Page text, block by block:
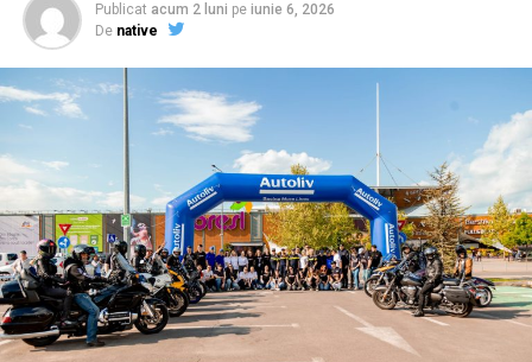
Publicat acum 2 luni pe iunie 6, 2026
De native